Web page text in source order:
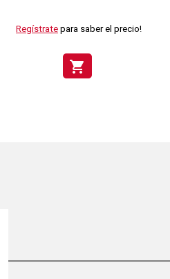
Regístrate para saber el precio!
shopping_cart